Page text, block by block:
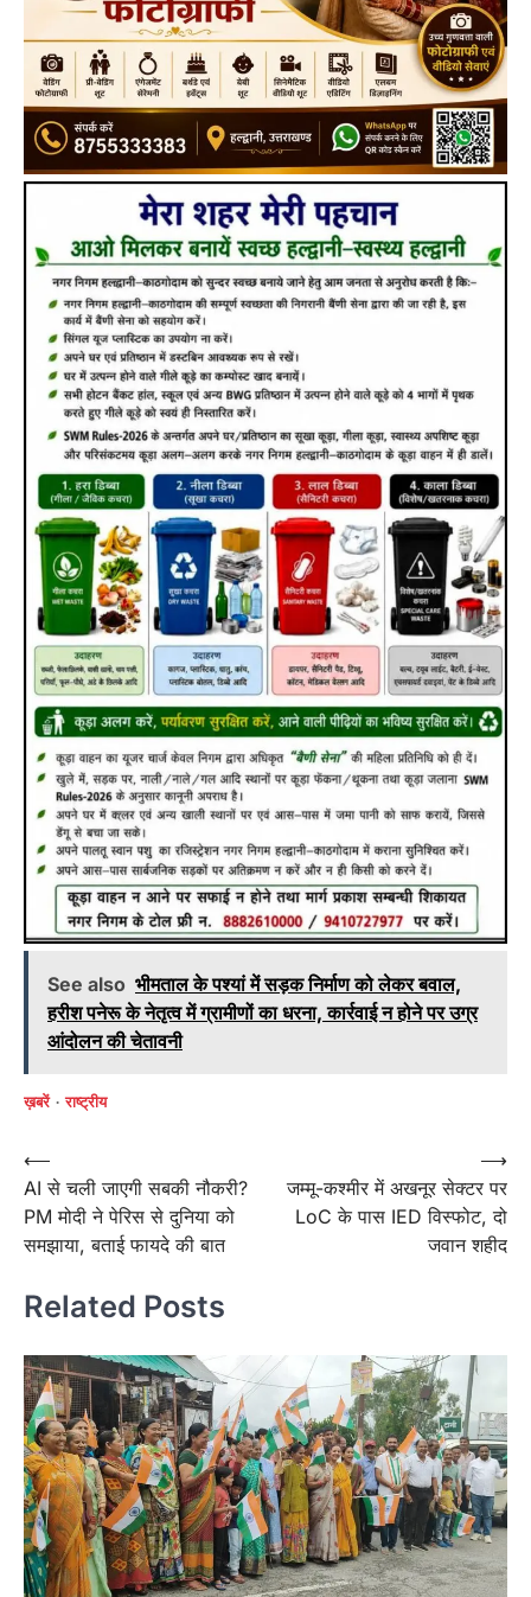
See also भीमताल के पश्यां में सड़क निर्माण को लेकर बवाल,
हरीश पनेरू के नेतृत्व में ग्रामीणों का धरना, कार्रवाई न होने पर उग्र
आंदोलन की चेतावनी
ख़बरें राष्ट्रीय
Post
navigation
⟵
AI से चली जाएगी सबकी नौकरी?
PM मोदी ने पेर‍िस से दुनिया को
समझाया, बताई फायदे की बात
जम्मू-कश्मीर में अखनूर सेक्टर पर
LoC के पास IED विस्फोट, दो
जवान शहीद
⟶
Related Posts